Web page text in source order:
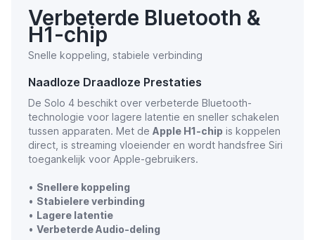
Verbeterde Bluetooth &
H1-chip
Snelle koppeling, stabiele verbinding
Naadloze Draadloze Prestaties
De Solo 4 beschikt over verbeterde Bluetooth-
technologie voor lagere latentie en sneller schakelen
tussen apparaten. Met de Apple H1-chip is koppelen
direct, is streaming vloeiender en wordt handsfree Siri
toegankelijk voor Apple-gebruikers.
• Snellere koppeling
• Stabielere verbinding
• Lagere latentie
• Verbeterde Audio-deling